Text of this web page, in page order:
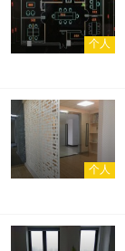
个人
个人